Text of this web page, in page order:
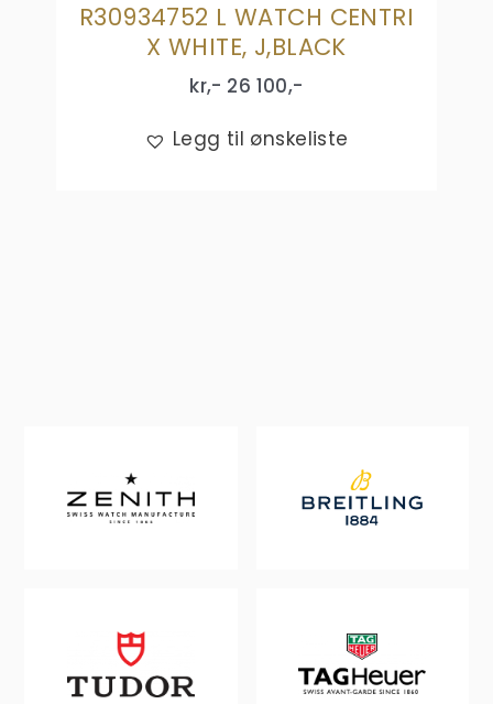
R30934752 L WATCH CENTRI
X WHITE, J,BLACK
kr,- 26 100,-
Legg til ønskeliste